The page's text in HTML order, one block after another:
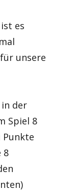
es
unsere
der
Spiel 8
Punkte
8